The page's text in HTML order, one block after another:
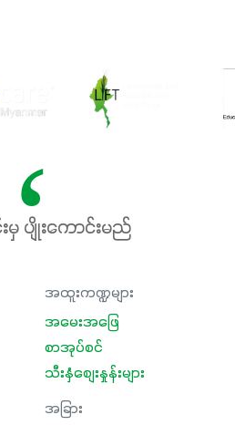
မှ ပျိုးကောင်းမည်
အထူးကဏ္ဍများ
အမေးအဖြေ
စာအုပ်စင်
သီးနှံစျေးနှုန်းများ
အခြား